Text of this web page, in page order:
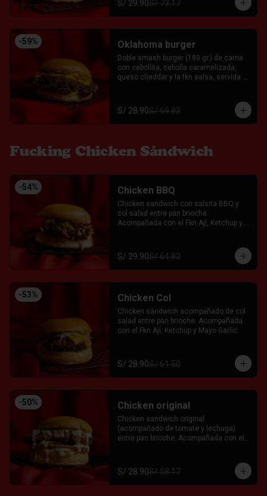
S/ 29.90S/ 73.17
-59% Oklahoma burger
Doble smash burger (180 gr.) de carne
con cebollita, cebolla caramelizada,
queso cheddar y la fkn salsa, servida
S/ 28.90S/ 69.83
Fucking Chicken Sándwich
-54% Chicken BBQ
Chicken sandwich con salsita BBQ y
col salad entre pan brioche.
Acompañada con el Fkn Ají, Ketchup y
S/ 29.90S/ 64.83
-53% Chicken Col
Chicken sándwich acompañado de col
salad entre pan brioche. Acompañada
con el Fkn Ají, Ketchup y Mayo Garlic.
S/ 28.90S/ 61.50
-50% Chicken original
Chicken sandwich original
(acompañado de tomate y lechuga)
entre pan brioche. Acompañada con el
S/ 28.90S/ 58.17